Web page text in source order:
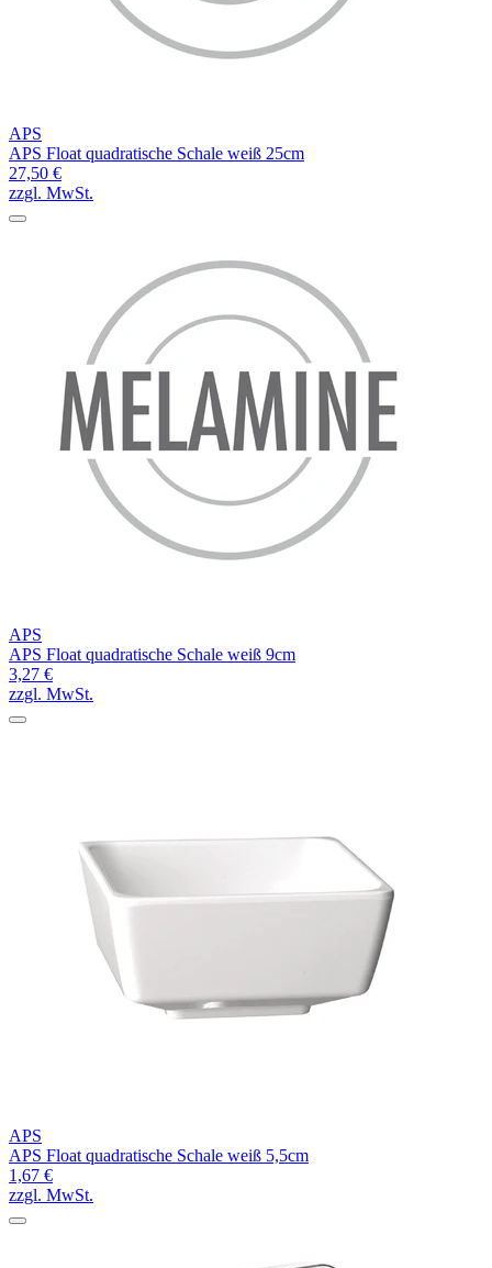
APS
APS Float quadratische Schale weiß 25cm
27,50 €
zzgl. MwSt.
APS
APS Float quadratische Schale weiß 9cm
3,27 €
zzgl. MwSt.
APS
APS Float quadratische Schale weiß 5,5cm
1,67 €
zzgl. MwSt.